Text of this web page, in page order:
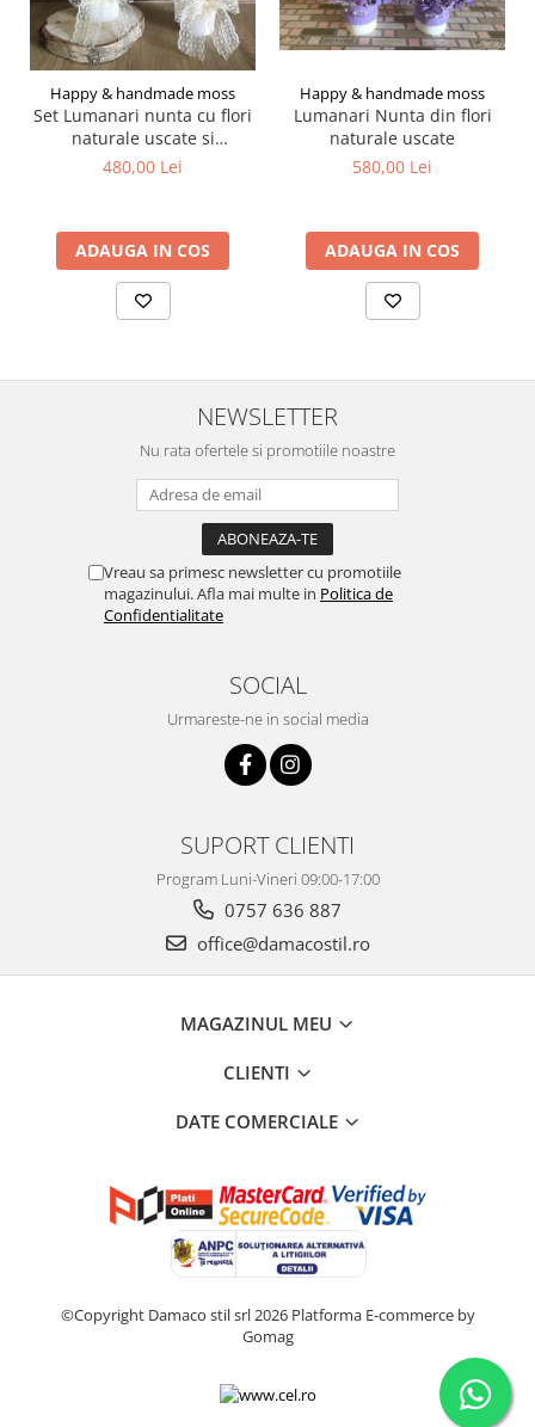
Happy & handmade moss
Set Lumanari nunta cu flori
naturale uscate si
criogenate
480,00 Lei
ADAUGA IN COS
Happy & handmade moss
Lumanari Nunta din flori
naturale uscate
580,00 Lei
ADAUGA IN COS
NEWSLETTER
Nu rata ofertele si promotiile noastre
Vreau sa primesc newsletter cu promotiile
magazinului. Afla mai multe in Politica de
Confidentialitate
SOCIAL
Urmareste-ne in social media
SUPORT CLIENTI
Program Luni-Vineri 09:00-17:00
0757 636 887
office@damacostil.ro
MAGAZINUL MEU
CLIENTI
DATE COMERCIALE
©Copyright Damaco stil srl 2026 Platforma E-commerce by
Gomag